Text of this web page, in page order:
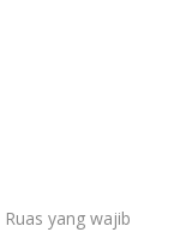
Ruas yang wajib